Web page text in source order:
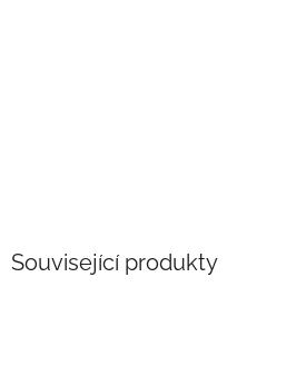
Související produkty